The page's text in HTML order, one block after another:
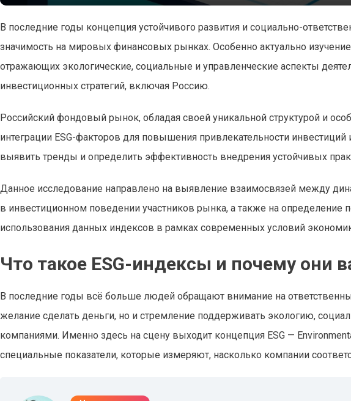
В последние годы концепция устойчивого развития и социально-
значимость на мировых финансовых рынках. Особенно актуально
отражающих экологические, социальные и управленческие аспекты
инвестиционных стратегий, включая Россию.
Российский фондовый рынок, обладая своей уникальной структурой и
интеграции ESG-факторов для повышения привлекательности
выявить тренды и определить эффективность внедрения устойчивых
Данное исследование направлено на выявление взаимосвязей между
в инвестиционном поведении участников рынка, а также на определение
использования данных индексов в рамках современных условий
Что такое ESG-индексы и почему они
В последние годы всё больше людей обращают внимание на
желание сделать деньги, но и стремление поддерживать экологию,
компаниями. Именно здесь на сцену выходит концепция ESG —
специальные показатели, которые измеряют, насколько компании